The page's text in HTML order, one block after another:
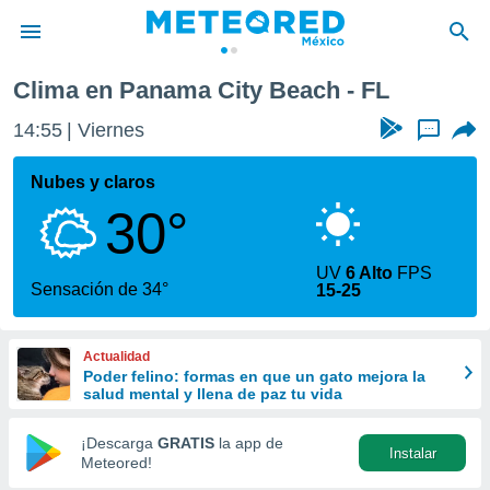
de
ha sido
calidad.
a este
las
y
forma
digital
basada
Clima en Panama City Beach - FL
14:55 Viernes ...
Nubes y claros
30°
Sensación de 34°
UV6 Alto FPS
15-25
Actualidad
Poder felino: formas en que un gato mejora la
salud mental y llena de paz tu vida
¡Descarga GRATIS la app de
Meteored!
Instalar